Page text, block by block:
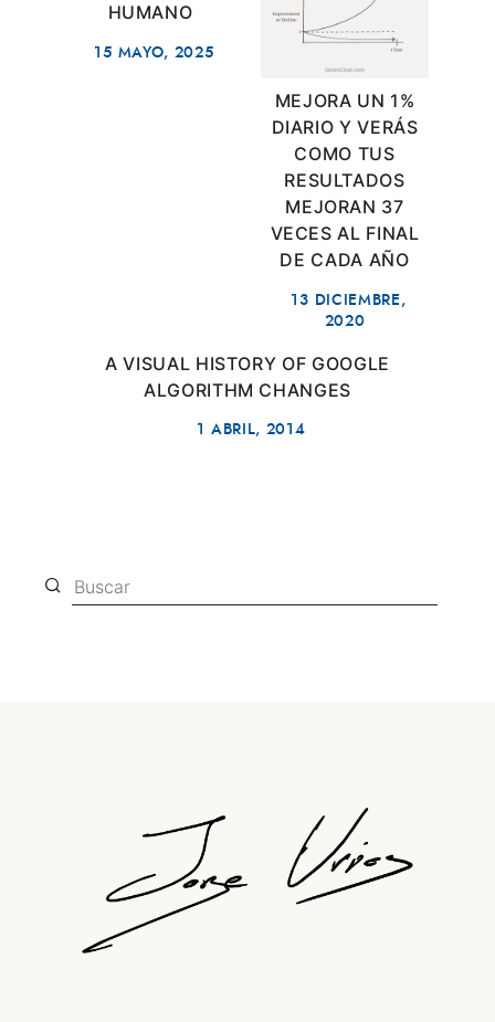
HUMANO
15 MAYO, 2025
MEJORA UN 1%
DIARIO Y VERÁS
COMO TUS
RESULTADOS
MEJORAN 37
VECES AL FINAL
DE CADA AÑO
13 DICIEMBRE,
2020
A VISUAL HISTORY OF GOOGLE
ALGORITHM CHANGES
1 ABRIL, 2014